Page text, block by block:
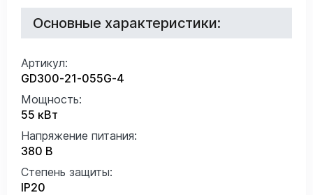
Основные характеристики:
Артикул:
GD300-21-055G-4
Мощность:
55 кВт
Напряжение питания:
380 В
Степень защиты:
IP20